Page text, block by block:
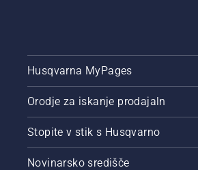
Husqvarna MyPages
Orodje za iskanje prodajaln
Stopite v stik s Husqvarno
Novinarsko središče